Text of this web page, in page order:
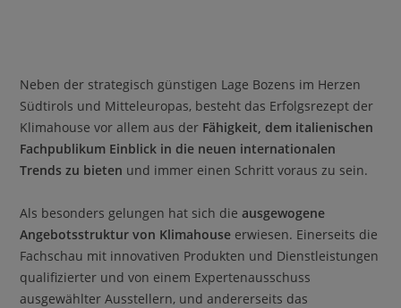
Neben der strategisch günstigen Lage Bozens im Herzen
Südtirols und Mitteleuropas, besteht das Erfolgsrezept der
Klimahouse vor allem aus der Fähigkeit, dem italienischen
Fachpublikum Einblick in die neuen internationalen
Trends zu bieten und immer einen Schritt voraus zu sein.
Als besonders gelungen hat sich dieausgewogene
Angebotsstruktur von Klimahouse erwiesen. Einerseits die
Fachschau mit innovativen Produkten und Dienstleistungen
qualifizierter und von einem Expertenausschuss
ausgewählter Ausstellern, und andererseits das